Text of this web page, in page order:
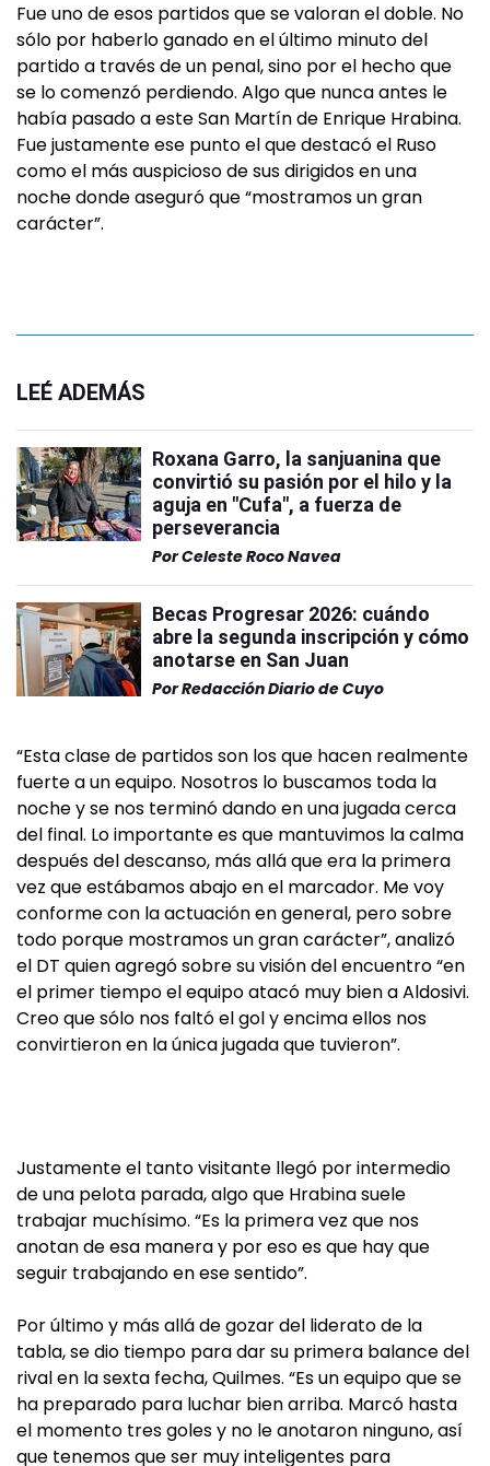
Fue uno de esos partidos que se valoran el doble. No
sólo por haberlo ganado en el último minuto del
partido a través de un penal, sino por el hecho que
se lo comenzó perdiendo. Algo que nunca antes le
había pasado a este San Martín de Enrique Hrabina.
Fue justamente ese punto el que destacó el Ruso
como el más auspicioso de sus dirigidos en una
noche donde aseguró que “mostramos un gran
carácter”.
LEÉ ADEMÁS
Roxana Garro, la sanjuanina que
convirtió su pasión por el hilo y la
aguja en "Cufa", a fuerza de
perseverancia
PorCeleste Roco Navea
Becas Progresar 2026: cuándo
abre la segunda inscripción y cómo
anotarse en San Juan
PorRedacción Diario de Cuyo
“Esta clase de partidos son los que hacen realmente
fuerte a un equipo. Nosotros lo buscamos toda la
noche y se nos terminó dando en una jugada cerca
del final. Lo importante es que mantuvimos la calma
después del descanso, más allá que era la primera
vez que estábamos abajo en el marcador. Me voy
conforme con la actuación en general, pero sobre
todo porque mostramos un gran carácter”, analizó
el DT quien agregó sobre su visión del encuentro “en
el primer tiempo el equipo atacó muy bien a Aldosivi.
Creo que sólo nos faltó el gol y encima ellos nos
convirtieron en la única jugada que tuvieron”.
Justamente el tanto visitante llegó por intermedio
de una pelota parada, algo que Hrabina suele
trabajar muchísimo. “Es la primera vez que nos
anotan de esa manera y por eso es que hay que
seguir trabajando en ese sentido”.
Por último y más allá de gozar del liderato de la
tabla, se dio tiempo para dar su primera balance del
rival en la sexta fecha, Quilmes. “Es un equipo que se
ha preparado para luchar bien arriba. Marcó hasta
el momento tres goles y no le anotaron ninguno, así
que tenemos que ser muy inteligentes para